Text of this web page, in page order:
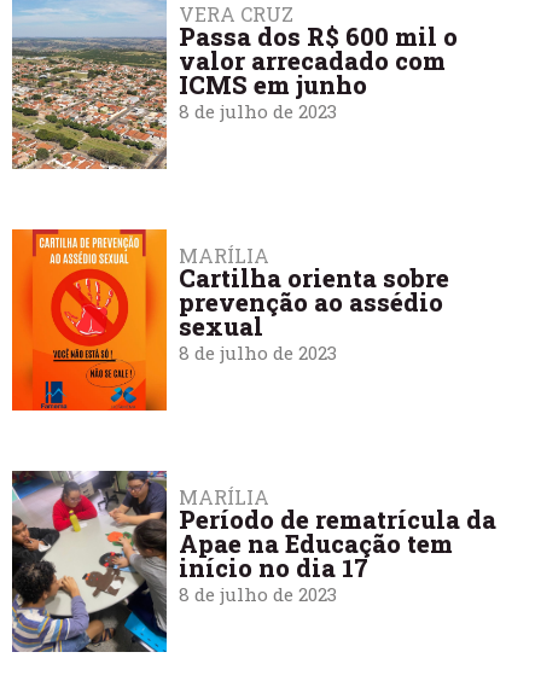
VERA CRUZ
Passa dos R$ 600 mil o
valor arrecadado com
ICMS em junho
8 de julho de 2023
MARÍLIA
Cartilha orienta sobre
prevenção ao assédio
sexual
8 de julho de 2023
MARÍLIA
Período de rematrícula da
Apae na Educação tem
início no dia 17
8 de julho de 2023